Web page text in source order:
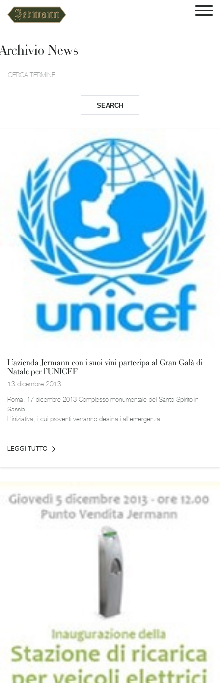
Archivio News
L’azienda Jermann con i suoi vini partecipa al Gran Galà di
Natale per l’UNICEF
13 dicembre 2013
Roma, 17 dicembre 2013 Complesso monumentale del Santo Spirito in
Sassia.
L’iniziativa, i cui proventi verranno destinati all’emergenza ...
LEGGI TUTTO